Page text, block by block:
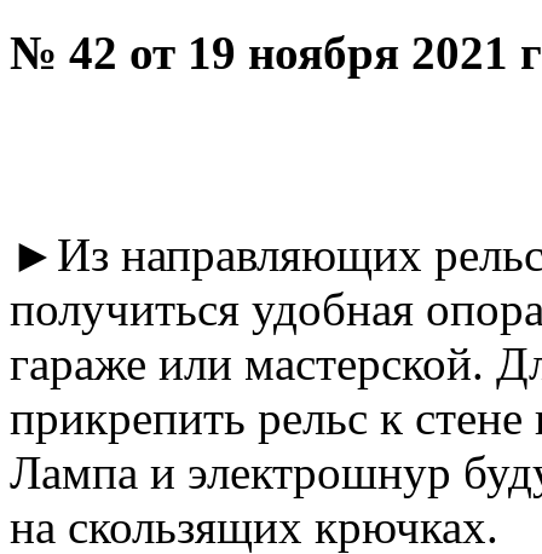
№ 42 от 19 ноября 2021
►Из направляющих
получиться удобная
гараже или мастерской.
прикрепить рельс к
Лампа и электрошнур
на скользящих крючках.